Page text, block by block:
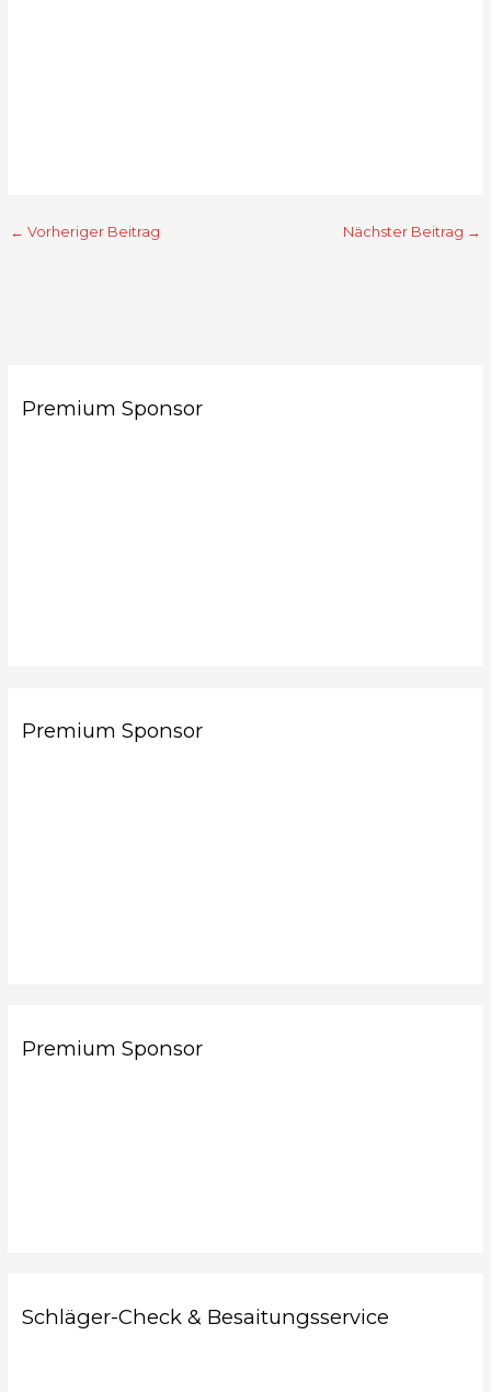
← Vorheriger Beitrag Nächster Beitrag →
Premium Sponsor
Premium Sponsor
Premium Sponsor
Schläger-Check & Besaitungsservice